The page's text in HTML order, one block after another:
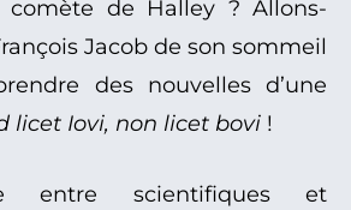
comète de Halley ? Allons-
Jacob de son sommeil
des nouvelles d’une
licet Iovi, non licet bovi !
entre scientifiques et